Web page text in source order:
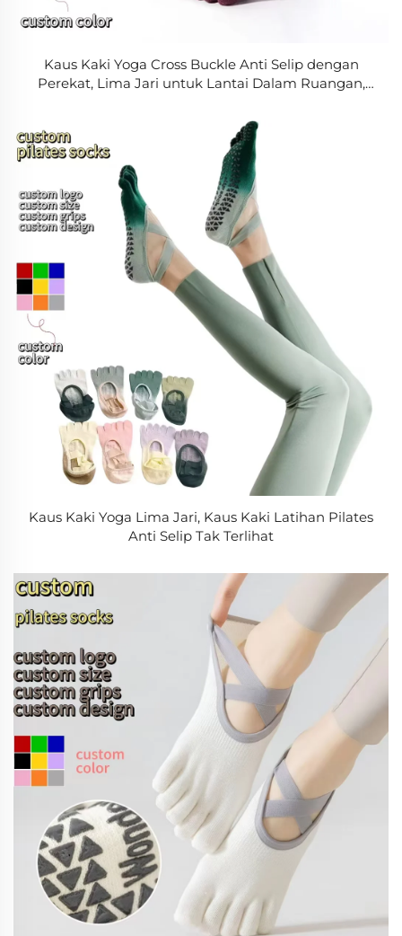
Kaus Kaki Yoga Cross Buckle Anti Selip dengan
Perekat, Lima Jari untuk Lantai Dalam Ruangan,
Kaus Kaki Yoga Lima Jari, Kaus Kaki Latihan Pilates
Anti Selip Tak Terlihat